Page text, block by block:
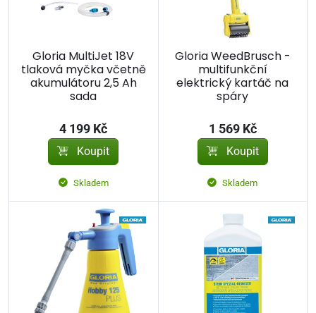
Gloria MultiJet 18V
tlaková myčka včetně
akumulátoru 2,5 Ah
sada
4 199 Kč
Koupit
Skladem
Gloria WeedBrusch -
multifunkční
elektrický kartáč na
spáry
1 569 Kč
Koupit
Skladem